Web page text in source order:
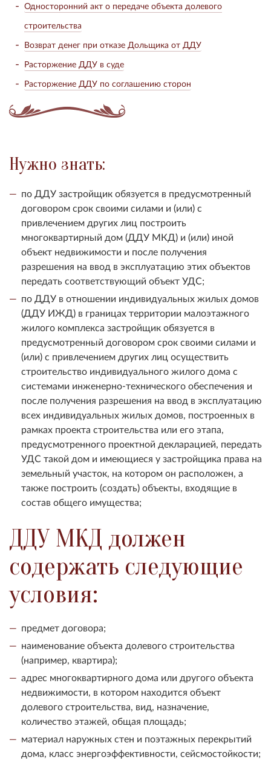
Односторонний акт о передаче объекта долевого
строительства
Возврат денег при отказе Дольщика от ДДУ
Расторжение ДДУ в суде
Расторжение ДДУ по соглашению сторон
Нужно знать:
по ДДУ застройщик обязуется в предусмотренный
договором срок своими силами и (или) с
привлечением других лиц построить
многоквартирный дом (ДДУ МКД) и (или) иной
объект недвижимости и после получения
разрешения на ввод в эксплуатацию этих объектов
передать соответствующий объект УДС;
по ДДУ в отношении индивидуальных жилых домов
(ДДУ ИЖД) в границах территории малоэтажного
жилого комплекса застройщик обязуется в
предусмотренный договором срок своими силами и
(или) с привлечением других лиц осуществить
строительство индивидуального жилого дома с
системами инженерно-технического обеспечения и
после получения разрешения на ввод в эксплуатацию
всех индивидуальных жилых домов, построенных в
рамках проекта строительства или его этапа,
предусмотренного проектной декларацией, передать
УДС такой дом и имеющиеся у застройщика права на
земельный участок, на котором он расположен, а
также построить (создать) объекты, входящие в
состав общего имущества;
ДДУ МКД должен
содержать следующие
условия:
предмет договора;
наименование объекта долевого строительства
(например, квартира);
адрес многоквартирного дома или другого объекта
недвижимости, в котором находится объект
долевого строительства, вид, назначение,
количество этажей, общая площадь;
материал наружных стен и поэтажных перекрытий
дома, класс энергоэффективности, сейсмостойкости;